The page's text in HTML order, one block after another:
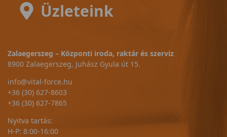
Üzleteink
Zalaegerszeg – Központi iroda, raktár és szerviz
8900 Zalaegerszeg, Juhász Gyula út 15.
info@vital-force.hu
+36 (30) 627-8603
+36 (30) 627-7865
Nyitva tartás:
H-P: 8:00-16:00